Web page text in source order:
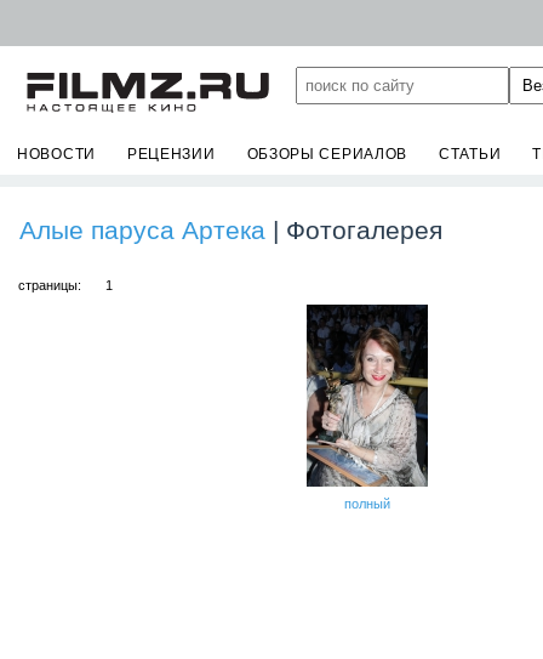
НОВОСТИ РЕЦЕНЗИИ ОБЗОРЫ СЕРИАЛОВ СТАТЬИ
Алые паруса Артека | Фотогалерея
страницы: 1
полный